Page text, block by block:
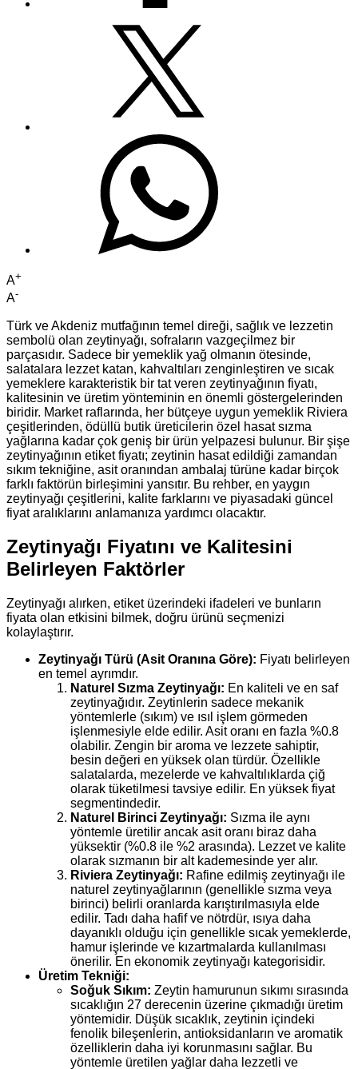
A+
A-
Türk ve Akdeniz mutfağının temel direği, sağlık ve lezzetin
sembolü olan zeytinyağı, sofraların vazgeçilmez bir
parçasıdır. Sadece bir yemeklik yağ olmanın ötesinde,
salatalara lezzet katan, kahvaltıları zenginleştiren ve sıcak
yemeklere karakteristik bir tat veren zeytinyağının fiyatı,
kalitesinin ve üretim yönteminin en önemli göstergelerinden
biridir. Market raflarında, her bütçeye uygun yemeklik Riviera
çeşitlerinden, ödüllü butik üreticilerin özel hasat sızma
yağlarına kadar çok geniş bir ürün yelpazesi bulunur. Bir şişe
zeytinyağının etiket fiyatı; zeytinin hasat edildiği zamandan
sıkım tekniğine, asit oranından ambalaj türüne kadar birçok
farklı faktörün birleşimini yansıtır. Bu rehber, en yaygın
zeytinyağı çeşitlerini, kalite farklarını ve piyasadaki güncel
fiyat aralıklarını anlamanıza yardımcı olacaktır.
Zeytinyağı Fiyatını ve Kalitesini
Belirleyen Faktörler
Zeytinyağı alırken, etiket üzerindeki ifadeleri ve bunların
fiyata olan etkisini bilmek, doğru ürünü seçmenizi
kolaylaştırır.
Zeytinyağı Türü (Asit Oranına Göre): Fiyatı belirleyen
en temel ayrımdır.
Naturel Sızma Zeytinyağı: En kaliteli ve en saf
zeytinyağıdır. Zeytinlerin sadece mekanik
yöntemlerle (sıkım) ve ısıl işlem görmeden
işlenmesiyle elde edilir. Asit oranı en fazla %0.8
olabilir. Zengin bir aroma ve lezzete sahiptir,
besin değeri en yüksek olan türdür. Özellikle
salatalarda, mezelerde ve kahvaltılıklarda çiğ
olarak tüketilmesi tavsiye edilir. En yüksek fiyat
segmentindedir.
Naturel Birinci Zeytinyağı: Sızma ile aynı
yöntemle üretilir ancak asit oranı biraz daha
yüksektir (%0.8 ile %2 arasında). Lezzet ve kalite
olarak sızmanın bir alt kademesinde yer alır.
Riviera Zeytinyağı: Rafine edilmiş zeytinyağı ile
naturel zeytinyağlarının (genellikle sızma veya
birinci) belirli oranlarda karıştırılmasıyla elde
edilir. Tadı daha hafif ve nötrdür, ısıya daha
dayanıklı olduğu için genellikle sıcak yemeklerde,
hamur işlerinde ve kızartmalarda kullanılması
önerilir. En ekonomik zeytinyağı kategorisidir.
Üretim Tekniği:
Soğuk Sıkım: Zeytin hamurunun sıkımı sırasında
sıcaklığın 27 derecenin üzerine çıkmadığı üretim
yöntemidir. Düşük sıcaklık, zeytinin içindeki
fenolik bileşenlerin, antioksidanların ve aromatik
özelliklerin daha iyi korunmasını sağlar. Bu
yöntemle üretilen yağlar daha lezzetli ve